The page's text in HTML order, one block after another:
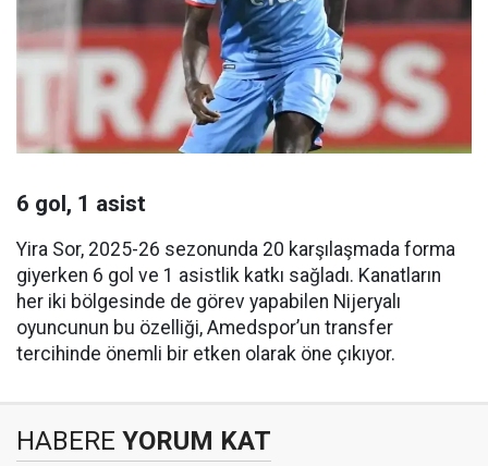
6 gol, 1 asist
Yira Sor, 2025-26 sezonunda 20 karşılaşmada forma
giyerken 6 gol ve 1 asistlik katkı sağladı. Kanatların
her iki bölgesinde de görev yapabilen Nijeryalı
oyuncunun bu özelliği, Amedspor’un transfer
tercihinde önemli bir etken olarak öne çıkıyor.
HABERE YORUM KAT